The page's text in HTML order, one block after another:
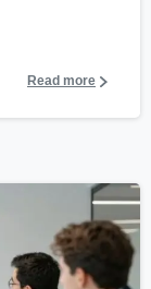
Read more